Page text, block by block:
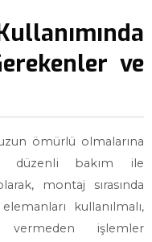
ve
ömürlü olmalarına
düzenli bakım ile
montaj sırasında
kullanılmalı,
işlemler